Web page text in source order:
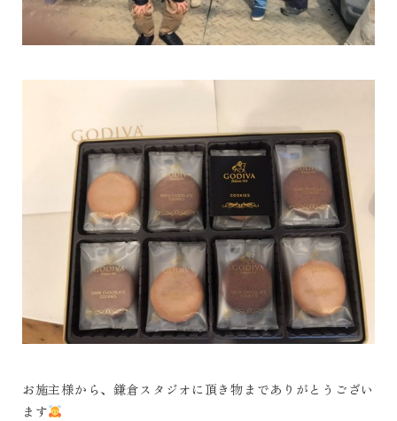
お施主様から、鎌倉スタジオに頂き物までありがとうござい
ます